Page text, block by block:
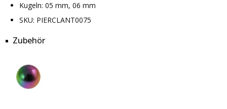
Kugeln: 05 mm, 06 mm
SKU: PIERCLANT0075
Zubehör